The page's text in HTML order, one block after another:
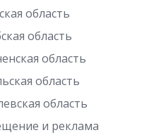
область
область
область
область
область
и реклама